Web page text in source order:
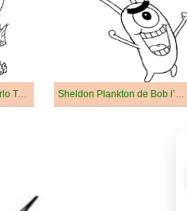
Bob l’éponge avec Carlo Tentacule Sheldon Plankton de Bob l’Éponge